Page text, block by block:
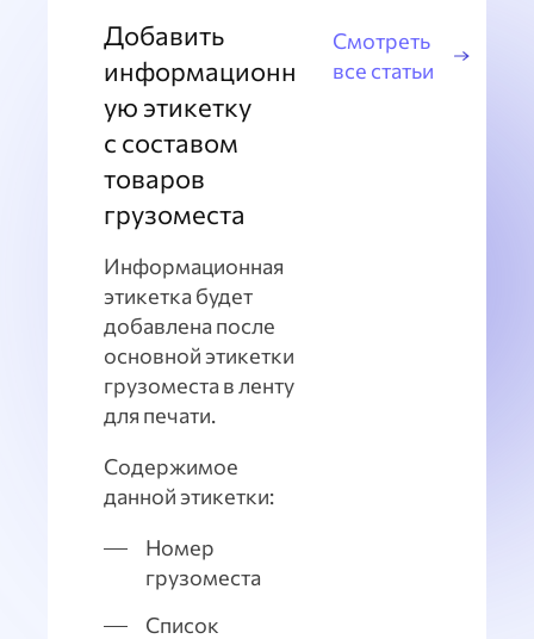
Добавить
информационн
ую этикетку
с составом
товаров
грузоместа
Информационная
этикетка будет
добавлена после
основной этикетки
грузоместа в ленту
для печати.
Содержимое
данной этикетки:
Номер
грузоместа
Список
Смотреть
все статьи